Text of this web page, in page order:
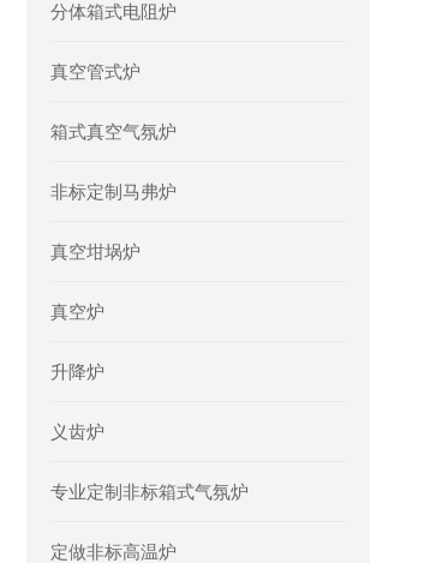
分体箱式电阻炉
真空管式炉
箱式真空气氛炉
非标定制马弗炉
真空坩埚炉
真空炉
升降炉
义齿炉
专业定制非标箱式气氛炉
定做非标高温炉